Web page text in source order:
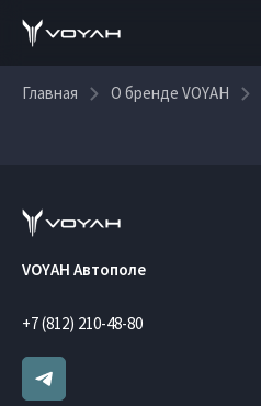
Главная О бренде VOYAH
VOYAH Автополе
+7 (812) 210-48-80